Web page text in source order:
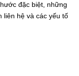
đặc biệt, những
liên hệ và các yếu tố